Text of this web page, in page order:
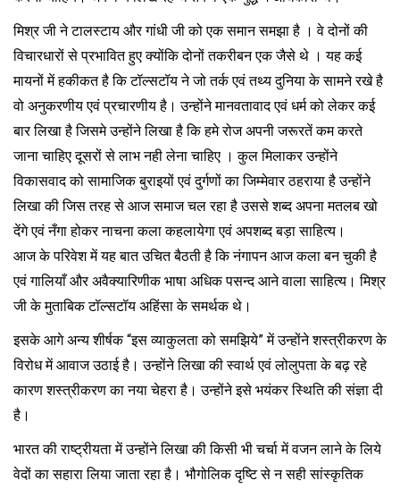
मिश्र जी ने टालस्टाय और गांधी जी को एक समान समझा है । वे दोनों की
विचारधारों से प्रभावित हुए क्योंकि दोनों तकरीबन एक जैसे थे । यह कई
मायनों में हकीकत है कि टॉल्सटॉय ने जो तर्क एवं तथ्य दुनिया के सामने रखे है
वो अनुकरणीय एवं प्रचारणीय है। उन्होंने मानवतावाद एवं धर्म को लेकर कई
बार लिखा है जिसमे उन्होंने लिखा है कि हमे रोज अपनी जरूरतें कम करते
जाना चाहिए दूसरों से लाभ नही लेना चाहिए । कुल मिलाकर उन्होंने
विकासवाद को सामाजिक बुराइयों एवं दुर्गणों का जिम्मेवार ठहराया है उन्होंने
लिखा की जिस तरह से आज समाज चल रहा है उससे शब्द अपना मतलब खो
देंगे एवं नँगा होकर नाचना कला कहलायेगा एवं अपशब्द बड़ा साहित्य।
आज के परिवेश में यह बात उचित बैठती है कि नंगापन आज कला बन चुकी है
एवं गालियाँ और अवैक्यारिणीक भाषा अधिक पसन्द आने वाला साहित्य। मिश्र
जी के मुताबिक टॉल्सटॉय अहिंसा के समर्थक थे।
इसके आगे अन्य शीर्षक “इस व्याकुलता को समझिये” में उन्होंने शस्त्रीकरण के
विरोध में आवाज उठाई है। उन्होंने लिखा की स्वार्थ एवं लोलुपता के बढ़ रहे
कारण शस्त्रीकरण का नया चेहरा है। उन्होंने इसे भयंकर स्थिति की संज्ञा दी
है।
भारत की राष्ट्रीयता में उन्होंने लिखा की किसी भी चर्चा में वजन लाने के लिये
वेदों का सहारा लिया जाता रहा है। भौगोलिक दृष्टि से न सही सांस्कृतिक